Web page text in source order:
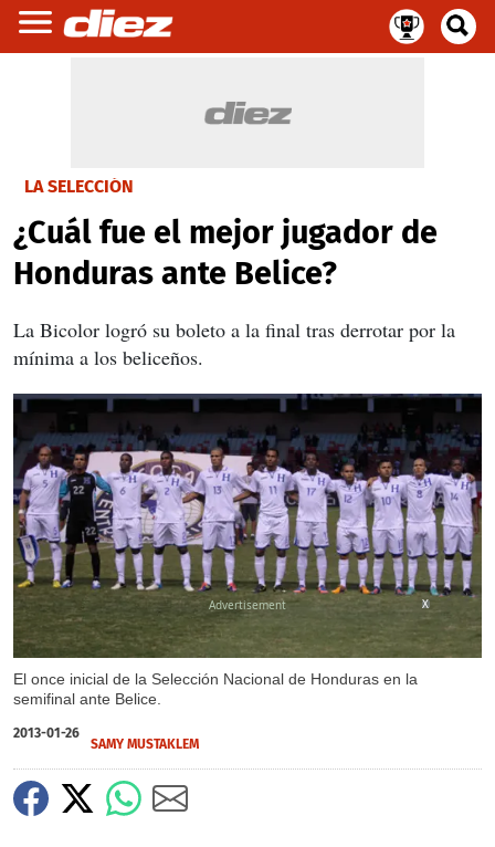
LA SELECCIÓN
¿Cuál fue el mejor jugador de
Honduras ante Belice?
La Bicolor logró su boleto a la final tras derrotar por la
mínima a los beliceños.
El once inicial de la Selección Nacional de Honduras en la
semifinal ante Belice.
X
2013-01-26
SAMY MUSTAKLEM